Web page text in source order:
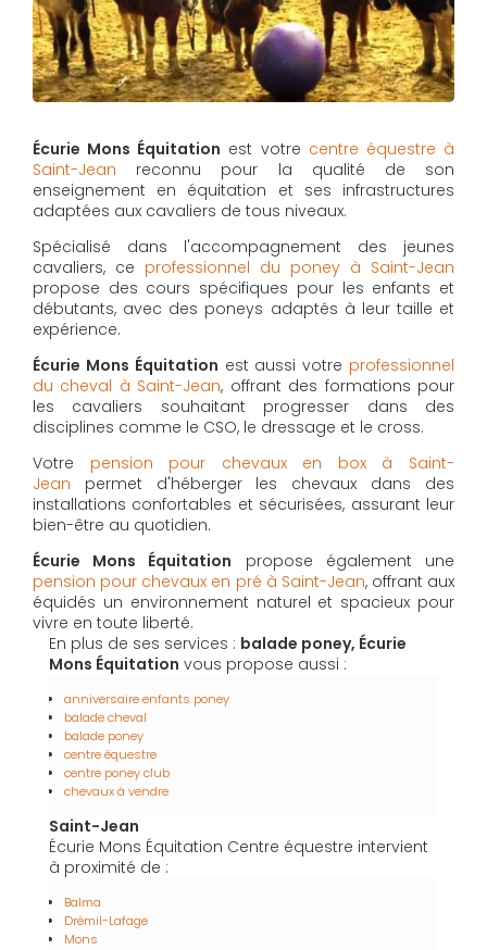
Écurie Mons Équitation est votre centre équestre à
Saint-Jean reconnu pour la qualité de son
enseignement en équitation et ses infrastructures
adaptées aux cavaliers de tous niveaux.
Spécialisé dans l'accompagnement des jeunes
cavaliers, ce professionnel du poney à Saint-Jean
propose des cours spécifiques pour les enfants et
débutants, avec des poneys adaptés à leur taille et
expérience.
Écurie Mons Équitation est aussi votre professionnel
du cheval à Saint-Jean, offrant des formations pour
les cavaliers souhaitant progresser dans des
disciplines comme le CSO, le dressage et le cross.
Votre pension pour chevaux en box à Saint-
Jean permet d'héberger les chevaux dans des
installations confortables et sécurisées, assurant leur
bien-être au quotidien.
Écurie Mons Équitation propose également une
pension pour chevaux en pré à Saint-Jean, offrant aux
équidés un environnement naturel et spacieux pour
vivre en toute liberté.
En plus de ses services : balade poney, Écurie
Mons Équitation vous propose aussi :
anniversaire enfants poney
balade cheval
balade poney
centre équestre
centre poney club
chevaux à vendre
Saint-Jean
Écurie Mons Équitation Centre équestre intervient
à proximité de :
Balma
Drémil-Lafage
Mons